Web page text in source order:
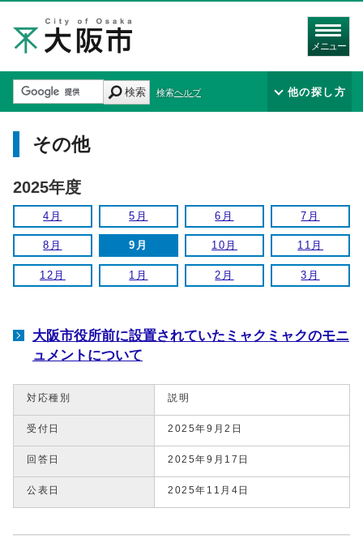
メニュー
検索 検索ヘルプ 他の探し方
その他
2025年度
4月 5月 6月 7月
8月 9月 10月 11月
12月 1月 2月 3月
大阪市役所前に設置されていたミャクミャクのモニ
ュメントについて
対応種別 説明
受付日 2025年9月2日
回答日 2025年9月17日
公表日 2025年11月4日